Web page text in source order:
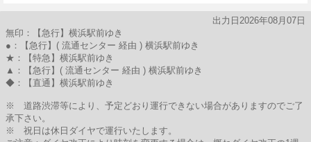
出力日2026年08月07日
無印：【急行】横浜駅前ゆき
●：【急行】( 流通センター 経由 ) 横浜駅前ゆき
★：【特急】横浜駅前ゆき
▲：【急行】( 流通センター 経由 ) 横浜駅前ゆき
◆：【直通】横浜駅前ゆき
※ 道路渋滞等により、予定どおり運行できない場合がありますのでご了
承下さい。
※ 祝日は休日ダイヤで運行いたします。